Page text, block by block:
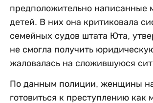
предположительно написанные
детей. В них она критиковала
семейных судов штата Юта,
не смогла получить
жаловалась на сложившуюся
По данным полиции, женщины
готовиться к преступлению как